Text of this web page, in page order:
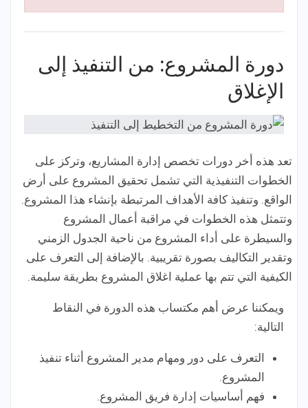
دورة المشروع: من التنفيذ إلى
الإغلاق
تعد هذه أخر دورات تخصص إدارة المشاريع، وتركز على
الخطوات التنفيذية التي تشمل تحقيق المشروع على أرض
الواقع. وتنفيذ كافة الأهداف المرتبطة بإنشاء هذا المشروع.
وتتمثل هذه الخطوات في مراقبة أعمال المشروع
والسيطرة على أداء المشروع من ناحية الجدول الزمني
وتقدير التكاليف بصورة تقريبية. بالإضافة إلى التعرف على
الكيفية التي تتم بها عملية اغلاق المشروع بطريقة سليمة.
ويمكننا عرض أهم مكتساب هذه الدورة في النقاط
التالية:
التعرف على دور ومهام مدير المشروع أثناء تنفيذ
المشروع.
فهم أساسيات إدارة فريق المشروع.